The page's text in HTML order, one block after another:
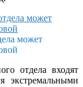
может
отдела входят
экстремальными